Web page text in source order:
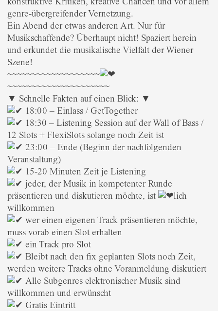
genre-übergreifender Vernetzung.
Ein Abend der etwas anderen Art. Nur für
Musikschaffende? Überhaupt nicht! Spaziert herein
und erkundet die musikalische Vielfalt der Wiener
Szene!
~~~~~~~~~~~~~~~~~~~
~~~~~~~~~~~~~~~~~~~~~
▼ Schnelle Fakten auf einen Blick: ▼
18:00 – Einlass / GetTogether
18:30 – Listening Session auf der Wall of Bass /
12 Slots + FlexiSlots solange noch Zeit ist
23:00 – Ende (Beginn der nachfolgenden
Veranstaltung)
15-20 Minuten Zeit je Listening
jeder, der Musik in kompetenter Runde
präsentieren und diskutieren möchte, ist
lich
willkommen
wer einen eigenen Track präsentieren möchte,
muss vorab einen Slot erhalten
ein Track pro Slot
Bleibt nach den fix geplanten Slots noch Zeit,
werden weitere Tracks ohne Voranmeldung diskutiert
Alle Subgenres elektronischer Musik sind
willkommen und erwünscht
Gratis Eintritt